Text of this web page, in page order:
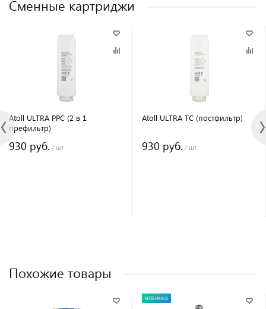
Сменные картриджи
Atoll ULTRA PPC (2 в 1
префильтр)
930 руб. / шт
Atoll ULTRA TC (постфильтр)
930 руб. / шт
Похожие товары
НОВИНКА